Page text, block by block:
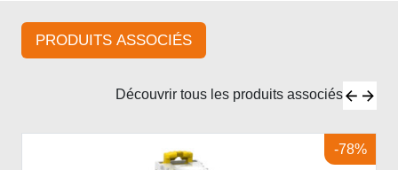
PRODUITS ASSOCIÉS
Découvrir tous les produits associés
-78%